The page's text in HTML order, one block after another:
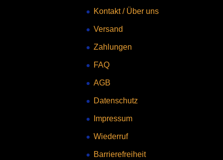
Kontakt/ Über uns
Versand
Zahlungen
FAQ
AGB
Datenschutz
Impressum
Wiederruf
Barrierefreiheit